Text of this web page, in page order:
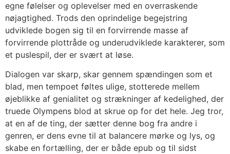
egne følelser og oplevelser med en overraskende
nøjagtighed. Trods den oprindelige begejstring
udviklede bogen sig til en forvirrende masse af
forvirrende plottråde og underudviklede karakterer, som
et puslespil, der er svært at løse.
Dialogen var skarp, skar gennem spændingen som et
blad, men tempoet føltes ulige, stotterede mellem
øjeblikke af genialitet og strækninger af kedelighed, der
truede Olympens blod at skrue op for det hele. Jeg tror,
at en af de ting, der sætter denne bog fra andre i
genren, er dens evne til at balancere mørke og lys, og
skabe en fortælling, der er både epub og til sidst